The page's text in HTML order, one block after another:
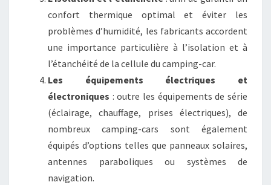
confort thermique optimal et éviter les
problèmes d’humidité, les fabricants accordent
une importance particulière à l’isolation et à
l’étanchéité de la cellule du camping-car.
Les équipements électriques et
électroniques : outre les équipements de série
(éclairage, chauffage, prises électriques), de
nombreux camping-cars sont également
équipés d’options telles que panneaux solaires,
antennes paraboliques ou systèmes de
navigation.